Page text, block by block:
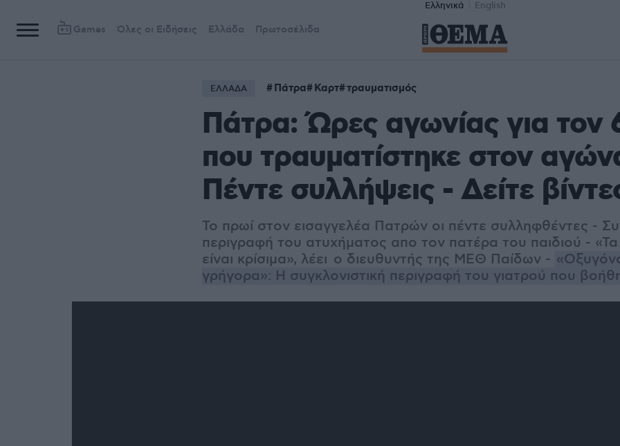
Ελληνικά English
Games Όλες οι Ειδήσεις Ελλάδα Πρωτοσέλιδα
ΕΛΛΑΔΑ Πάτρα Καρτ τραυματισμός
Πάτρα: Ώρες αγωνίας για τον
που τραυματίστηκε στον
Πέντε συλλήψεις - Δείτε
Το πρωί στον εισαγγελέα Πατρών οι πέντε συλληφθέντες -
περιγραφή του ατυχήματος απο τον πατέρα του παιδιού -
είναι κρίσιμα», λέει ο διευθυντής της ΜΕΘ Παίδων -
γρήγορα»: Η συγκλονιστική περιγραφή του γιατρού που